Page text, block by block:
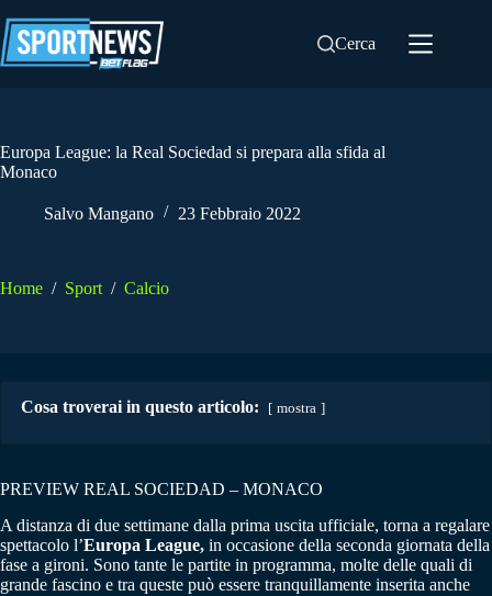
al
contenuto
Cerca
Europa League: la Real Sociedad si prepara alla sfida al
Monaco
Salvo Mangano 23 Febbraio 2022
Home / Sport / Calcio
Cosa troverai in questo articolo: mostra
PREVIEW REAL SOCIEDAD – MONACO
A distanza di due settimane dalla prima uscita ufficiale, torna a regalare
spettacolo l’Europa League, in occasione della seconda giornata della
fase a gironi. Sono tante le partite in programma, molte delle quali di
grande fascino e tra queste può essere tranquillamente inserita anche